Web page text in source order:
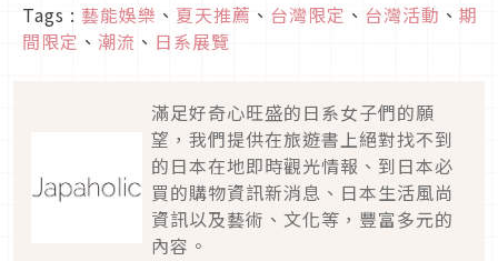
Tags : 藝能娛樂 、 夏天推薦 、 台灣限定 、 台灣活動 、 期
間限定 、 潮流 、 日系展覽
滿足好奇心旺盛的日系女子們的願
望，我們提供在旅遊書上絕對找不到
的日本在地即時觀光情報、到日本必
買的購物資訊新消息、日本生活風尚
資訊以及藝術、文化等，豐富多元的
內容。